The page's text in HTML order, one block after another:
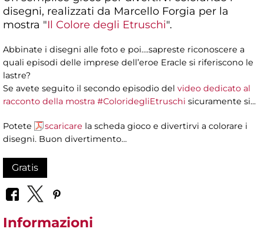
disegni, realizzati da Marcello Forgia per la
mostra "Il Colore degli Etruschi".
Abbinate i disegni alle foto e poi….sapreste riconoscere a
quali episodi delle imprese dell’eroe Eracle si riferiscono le
lastre?
Se avete seguito il secondo episodio del video dedicato al
racconto della mostra #ColoridegliEtruschi sicuramente si...​
Potete scaricare la scheda gioco e divertirvi a colorare i
disegni. Buon divertimento…
Gratis
Informazioni